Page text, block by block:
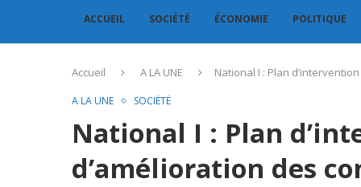
ACCUEIL SOCIÉTÉ ÉCONOMIE POLITIQUE
Accueil A LA UNE National I : Plan
A LA UNE SOCIÉTÉ
National I : Plan
d’amélioration des